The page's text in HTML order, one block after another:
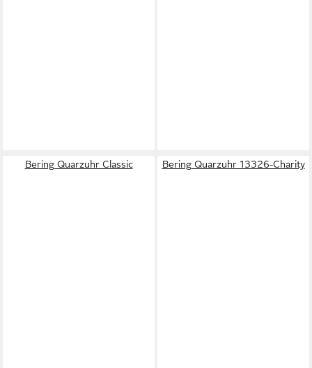
Bering Quarzuhr Classic Bering Quarzuhr 13326-Charity